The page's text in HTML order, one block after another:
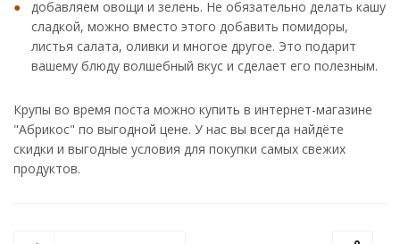
добавляем овощи и зелень. Не обязательно делать кашу
сладкой, можно вместо этого добавить помидоры,
листья салата, оливки и многое другое. Это подарит
вашему блюду волшебный вкус и сделает его полезным.
Крупы во время поста можно купить в интернет-магазине
"Абрикос" по выгодной цене. У нас вы всегда найдёте
скидки и выгодные условия для покупки самых свежих
продуктов.